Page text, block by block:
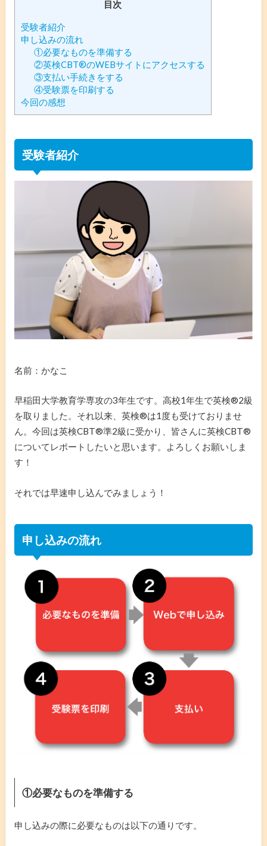
目次
受験者紹介
申し込みの流れ
①必要なものを準備する
②英検CBT®️のWEBサイトにアクセスする
③支払い手続きをする
④受験票を印刷する
今回の感想
受験者紹介
名前：かなこ
早稲田大学教育学専攻の3年生です。高校1年生で英検®️2級
を取りました。それ以来、英検®️は1度も受けておりませ
ん。今回は英検CBT®️準2級に受かり、皆さんに英検CBT®️
についてレポートしたいと思います。よろしくお願いしま
す！
それでは早速申し込んでみましょう！
申し込みの流れ
①必要なものを準備する
申し込みの際に必要なものは以下の通りです。